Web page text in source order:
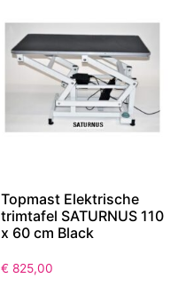
Topmast Elektrische
trimtafel SATURNUS 110
x 60 cm Black
€ 825,00